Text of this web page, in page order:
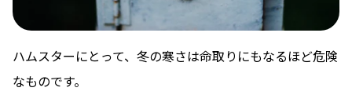
ハムスターにとって、冬の寒さは命取りにもなるほど危険
なものです。